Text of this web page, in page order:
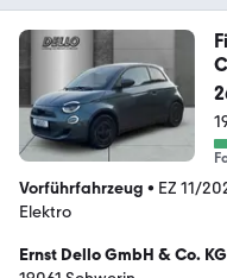
Vorführfahrzeug • EZ 11/
Elektro
Ernst Dello GmbH & Co.